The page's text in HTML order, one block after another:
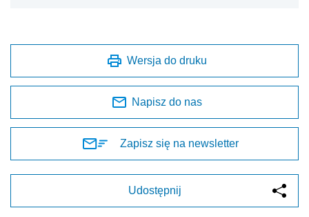
Wersja do druku
Napisz do nas
Zapisz się na newsletter
Udostępnij